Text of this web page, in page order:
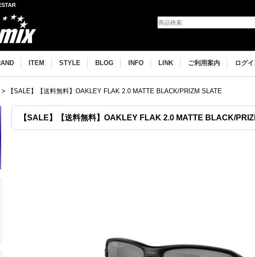
ITEM STYLE BLOG INFO LINK ご利用案内 ログ
> 【SALE】【送料無料】OAKLEY FLAK 2.0 MATTE BLACK/PRIZM SLATE
【SALE】【送料無料】OAKLEY FLAK 2.0 MATTE BLACK/